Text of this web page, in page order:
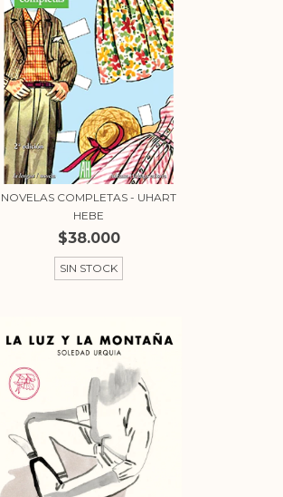
NOVELAS COMPLETAS - UHART
HEBE
$38.000
SIN STOCK